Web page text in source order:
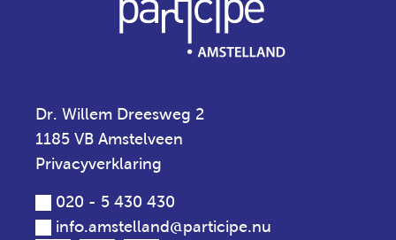
Dr. Willem Dreesweg 2
1185 VB Amstelveen
Privacyverklaring
020 - 5 430 430
info.amstelland@participe.nu